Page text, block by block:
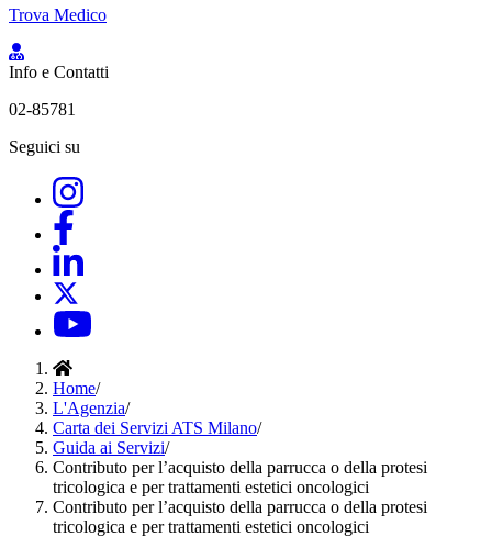
Trova Medico
Info e Contatti
02-85781
Seguici su
Home/
L'Agenzia/
Carta dei Servizi ATS Milano/
Guida ai Servizi/
Contributo per l’acquisto della parrucca o della protesi
tricologica e per trattamenti estetici oncologici
Contributo per l’acquisto della parrucca o della protesi
tricologica e per trattamenti estetici oncologici